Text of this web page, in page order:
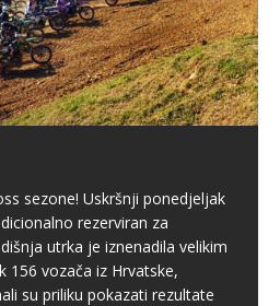
sezone! Uskršnji ponedjeljak
rezerviran za
utrka je iznenadila velikim
156 vozača iz Hrvatske,
su priliku pokazati rezultate